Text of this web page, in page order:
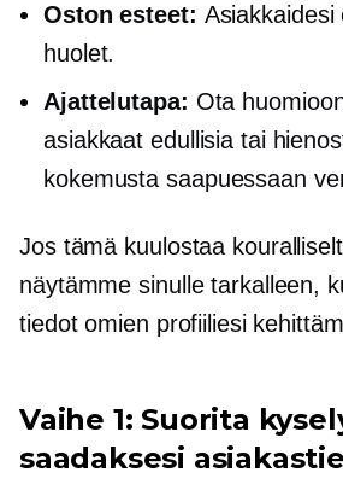
Oston esteet: Asiakkaidesi
huolet.
Ajattelutapa: Ota
asiakkaat edullisia tai
kokemusta saapuessaan
Jos tämä kuulostaa
näytämme sinulle tarkalleen,
tiedot omien profiiliesi
Vaihe 1: Suorita
saadaksesi